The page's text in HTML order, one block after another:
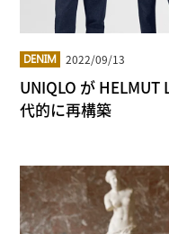
DENIM 2022/09/13
UNIQLO が HELMUT
代的に再構築